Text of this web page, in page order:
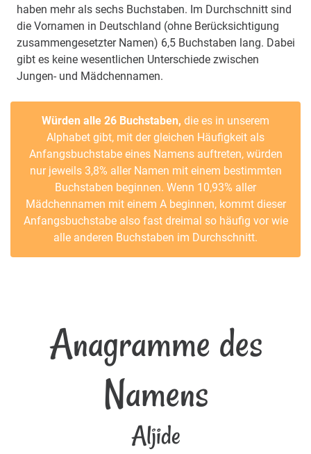
haben mehr als sechs Buchstaben. Im Durchschnitt sind
die Vornamen in Deutschland (ohne Berücksichtigung
zusammengesetzter Namen) 6,5 Buchstaben lang. Dabei
gibt es keine wesentlichen Unterschiede zwischen
Jungen- und Mädchennamen.
Würden alle 26 Buchstaben, die es in unserem
Alphabet gibt, mit der gleichen Häufigkeit als
Anfangsbuchstabe eines Namens auftreten, würden
nur jeweils 3,8% aller Namen mit einem bestimmten
Buchstaben beginnen. Wenn 10,93% aller
Mädchennamen mit einem A beginnen, kommt dieser
Anfangsbuchstabe also fast dreimal so häufig vor wie
alle anderen Buchstaben im Durchschnitt.
Anagramme des
Namens
Aljide